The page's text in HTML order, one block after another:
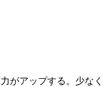
がアップする。少なく